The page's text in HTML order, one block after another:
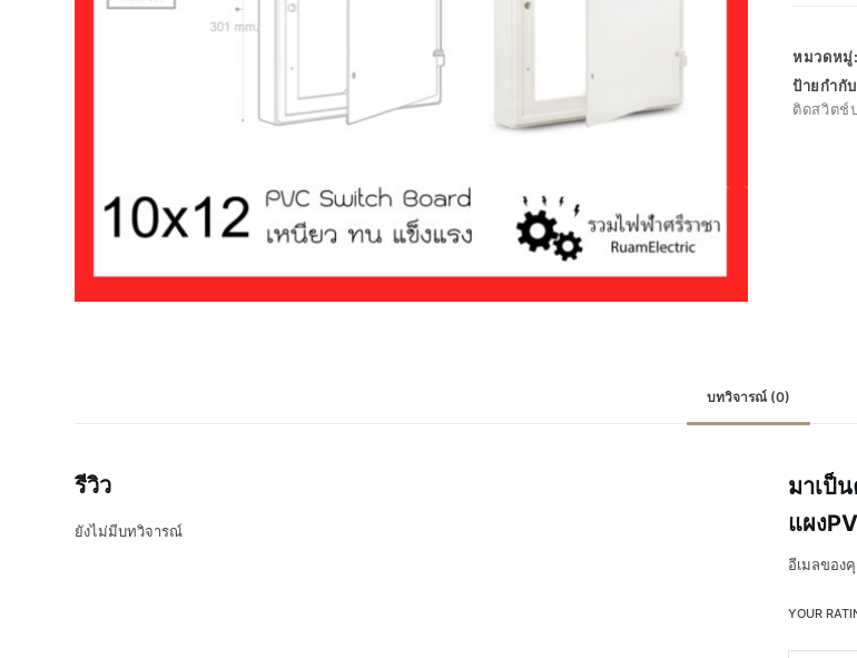
พลาสติก
ไฟฟ้า
แผงPVC
ชิ้น
หมวดหมู่:
ป้ายกำกั
ติดสวิตช์
บทวิจารณ์ (0)
รีวิว
ยังไม่มีบทวิจารณ์
มาเป็
แผง
อีเมลของ
YOUR